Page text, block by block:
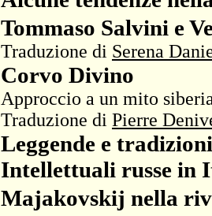
Tommaso Salvini e
Traduzione di Serena
Corvo Divino
Approccio a un mito
Traduzione di Pierre
Leggende e
Intellettuali russe in
Majakovskij nella